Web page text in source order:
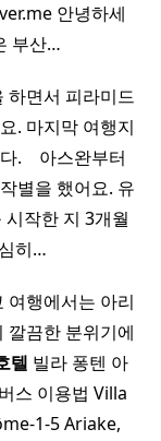
안녕하세
부산…
하면서 피라미드
. 마지막 여행지
. ​ ​ ​ 아스완부터
별을 했어요. 유
작한 지 3개월
히…
행에서는 아리
깔끔한 분위기에
텔 빌라 퐁텐 아
스 이용법 Villa
1-5 Ariake,